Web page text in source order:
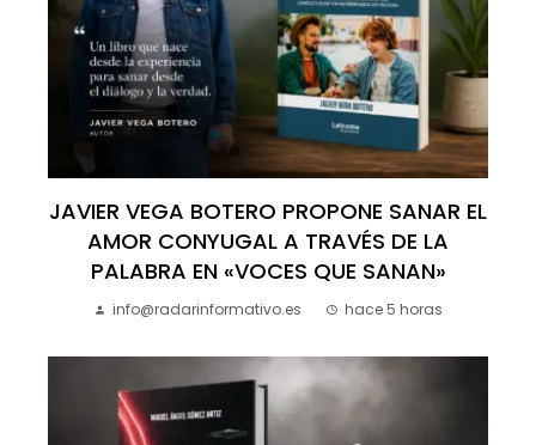
JAVIER VEGA BOTERO PROPONE SANAR EL
AMOR CONYUGAL A TRAVÉS DE LA
PALABRA EN «VOCES QUE SANAN»
info@radarinformativo.es hace 5 horas